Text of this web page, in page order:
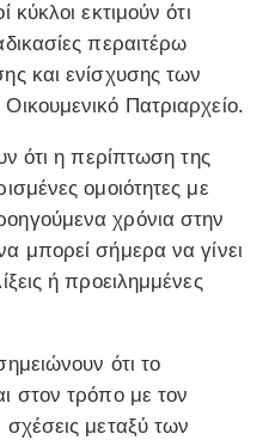
κύκλοι εκτιμούν ότι
περαιτέρω
και ενίσχυσης των
Πατριαρχείο.
ότι η περίπτωση της
ομοιότητες με
χρόνια στην
μπορεί σήμερα να γίνει
ή προειλημμένες
ότι το
στον τρόπο με τον
μεταξύ των